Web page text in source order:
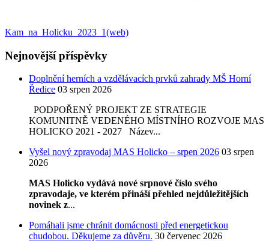
Kam_na_Holicku_2023_1(web)
Nejnovější příspěvky
Doplnění herních a vzdělávacích prvků zahrady MŠ Horní
Ředice 03 srpen 2026
PODPOŘENÝ PROJEKT ZE STRATEGIE
KOMUNITNĚ VEDENÉHO MÍSTNÍHO ROZVOJE MAS
HOLICKO 2021 - 2027 Název...
Vyšel nový zpravodaj MAS Holicko – srpen 2026 03 srpen
2026
MAS Holicko vydává nové srpnové číslo svého
zpravodaje, ve kterém přináší přehled nejdůležitějších
novinek z...
Pomáhali jsme chránit domácnosti před energetickou
chudobou. Děkujeme za důvěru. 30 červenec 2026